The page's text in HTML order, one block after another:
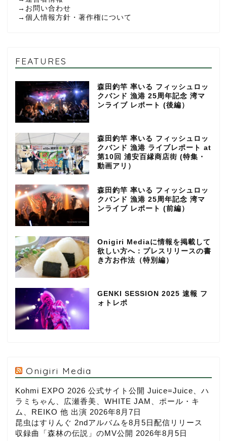
→ お問い合わせ
→ 個人情報方針・著作権について
FEATURES
森田釣竿 率いる フィッシュロッ
クバンド 漁港 25周年記念 湾マ
ンライブ レポート (後編）
森田釣竿 率いる フィッシュロッ
クバンド 漁港 ライブレポート at
第10回 浦安百縁商店街 (特集・
動画アリ）
森田釣竿 率いる フィッシュロッ
クバンド 漁港 25周年記念 湾マ
ンライブ レポート (前編）
Onigiri Mediaに情報を掲載して
欲しい方へ：プレスリリースの書
き方お作法（特別編）
GENKI SESSION 2025 速報 フ
ォトレポ
Onigiri Media
Kohmi EXPO 2026 公式サイト公開 Juice=Juice、ハ
ラミちゃん、広瀬香美、WHITE JAM、ポール・キ
ム、REIKO 他 出演 2026年8月7日
昆虫はすりんぐ 2ndアルバムを8月5日配信リリース
収録曲「森林の伝説」のMV公開 2026年8月5日